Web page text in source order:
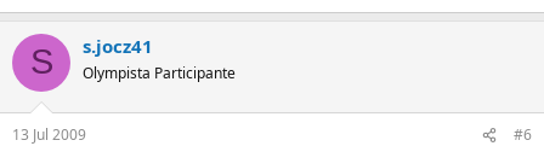
S s.jocz41
Olympista Participante
13 Jul 2009 #6